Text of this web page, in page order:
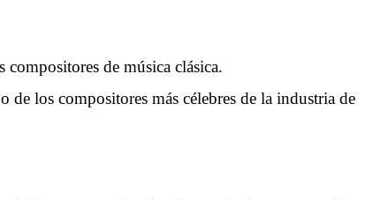
de música clásica.
de los compositores más célebres de la industria de